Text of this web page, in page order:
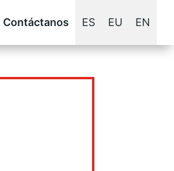
Contáctanos ES EU EN